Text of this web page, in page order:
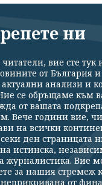
ни
вие сте тук
от България и
актуални анализи и
се обръщаме към
от вашата
Вече години вие,
на всички
ден страницата
истинска,
журналистика. Вие
за нашия стремеж
от